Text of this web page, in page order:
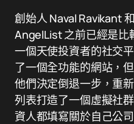
創始人 Naval Ravikant
AngelList 之前已經是比
一個天使投資者的社交
了一個全功能的網站，
他們決定倒退一步，重
列表打造了一個虛擬社
資人都填寫關於自己公